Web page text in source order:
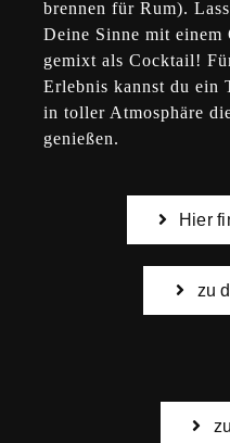
brennen für Rum).
Deine Sinne mit einem
gemixt als Cocktail!
Erlebnis kannst du ein
in toller Atmosphäre
genießen.
Hier
zu